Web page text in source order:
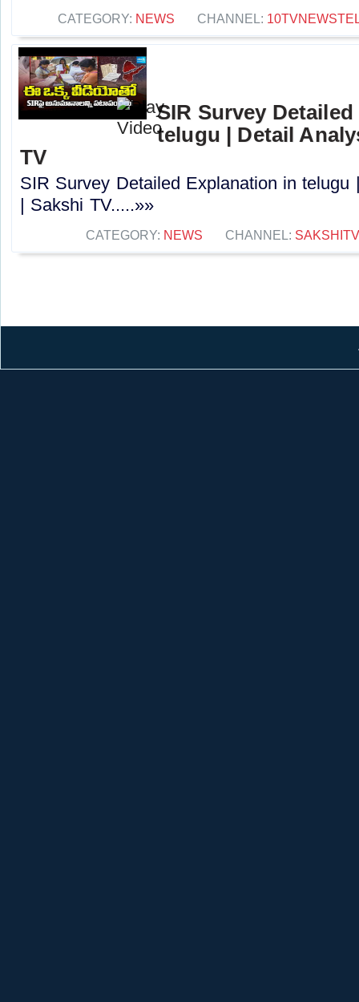
CATEGORY: NEWS CHANNEL:
SIR Survey
telugu | Detail
TV
SIR Survey Detailed Explanation in
| Sakshi TV.....»»
CATEGORY: NEWS CHANNEL: SAKSHITV